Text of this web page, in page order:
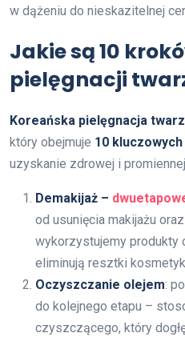
w dążeniu do nieskazitelnej
Jakie są 10
pielęgnacji
Koreańska pielęgnacja
który obejmuje 10
uzyskanie zdrowej i
Demakijaż –
od usunięcia makijażu
wykorzystujemy produkty
eliminują resztki
Oczyszczanie olejem:
do kolejnego etapu –
czyszczącego, który